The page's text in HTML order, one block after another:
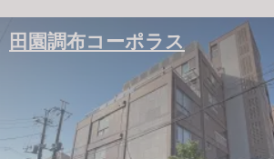
田園調布コーポラス